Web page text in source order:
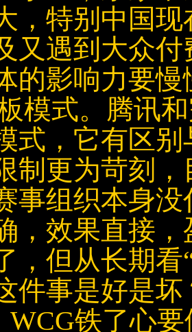
，特别中国
又遇到大众
的影响力要慢
模式。腾讯
式，它有区
制更为苛刻
事组织本身
，效果直接
，但从长期
件事是好是
WCG铁了心